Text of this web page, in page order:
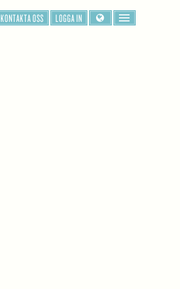
KONTAKTA OSS LOGGA IN